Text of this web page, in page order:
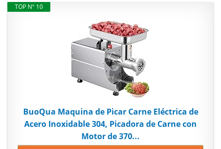
TOP Nº 10
BuoQua Maquina de Picar Carne Eléctrica de
Acero Inoxidable 304, Picadora de Carne con
Motor de 370...